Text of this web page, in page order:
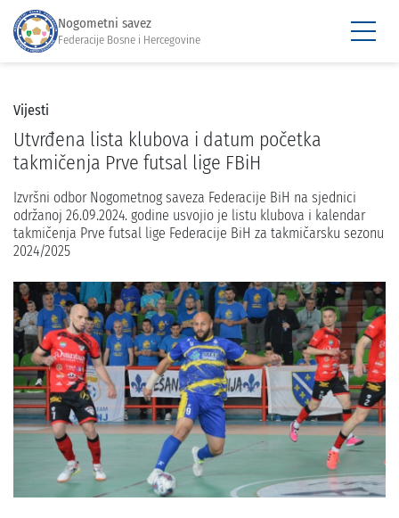
Nogometni savez
Federacije Bosne i Hercegovine
Vijesti
Utvrđena lista klubova i datum početka
takmičenja Prve futsal lige FBiH
Izvršni odbor Nogometnog saveza Federacije BiH na sjednici
održanoj 26.09.2024. godine usvojio je listu klubova i kalendar
takmičenja Prve futsal lige Federacije BiH za takmičarsku sezonu
2024/2025